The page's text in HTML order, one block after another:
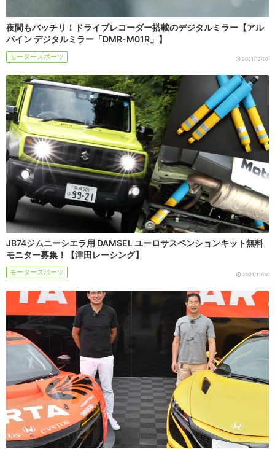
夜間もバッチリ！ドライブレコーダー搭載のデジタルミラー【アル
パイン デジタルミラー「DMR-M01R」】
モータースポーツ 2021/12/07
JB74ジムニーシエラ用 DAMSEL ユーロサスペンションキット無料
モニター募集！【津田レーシング】
モータースポーツ 2021/11/04